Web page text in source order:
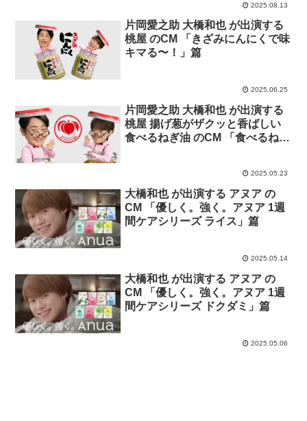
2025.08.13
片岡愛之助 大橋和也 が出演する
桃屋 のCM 「きざみにんにくで味
キマる〜！」篇
2025.06.25
片岡愛之助 大橋和也 が出演する
桃屋 揚げ葱がザクッと香ばしい
食べるねぎ油 のCM 「食べるねぎ
2025.05.23
大橋和也 が出演する アヌア の
CM 「優しく。強く。アヌア 1週
間ケアシリーズ ライス」篇
2025.05.14
大橋和也 が出演する アヌア の
CM 「優しく。強く。アヌア 1週
間ケアシリーズ ドクダミ」篇
2025.05.06